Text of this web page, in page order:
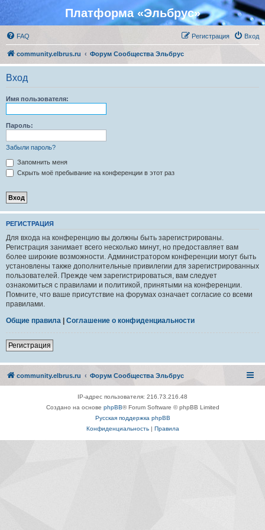
Платформа «Эльбрус»
FAQ Вход
Регистрация
community.elbrus.ru Форум Сообщества Эльбрус
Вход
Имя пользователя:
Пароль:
Забыли пароль?
Запомнить меня
Скрыть моё пребывание на конференции в этот раз
РЕГИСТРАЦИЯ
Для входа на конференцию вы должны быть зарегистрированы.
Регистрация занимает всего несколько минут, но предоставляет вам
более широкие возможности. Администратором конференции могут быть
установлены также дополнительные привилегии для зарегистрированных
пользователей. Прежде чем зарегистрироваться, вам следует
ознакомиться с правилами и политикой, принятыми на конференции.
Помните, что ваше присутствие на форумах означает согласие со всеми
правилами.
Общие правила | Соглашение о конфиденциальности
Регистрация
community.elbrus.ru Форум Сообщества Эльбрус
IP-адрес пользователя: 216.73.216.48
Создано на основе phpBB® Forum Software © phpBB Limited
Русская поддержка phpBB
Конфиденциальность| Правила